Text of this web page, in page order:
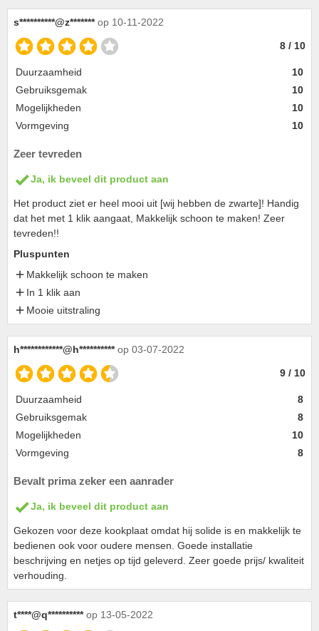
s**********@z******* op 10-11-2022
8 / 10
Duurzaamheid
10
Gebruiksgemak
10
Mogelijkheden
10
Vormgeving
10
Zeer tevreden
Ja, ik beveel dit product aan
Het product ziet er heel mooi uit [wij hebben de zwarte]! Handig
dat het met 1 klik aangaat, Makkelijk schoon te maken! Zeer
tevreden!!
Pluspunten
Makkelijk schoon te maken
In 1 klik aan
Mooie uitstraling
h************@h********** op 03-07-2022
9 / 10
Duurzaamheid
8
Gebruiksgemak
8
Mogelijkheden
10
Vormgeving
8
Bevalt prima zeker een aanrader
Ja, ik beveel dit product aan
Gekozen voor deze kookplaat omdat hij solide is en makkelijk te
bedienen ook voor oudere mensen. Goede installatie
beschrijving en netjes op tijd geleverd. Zeer goede prijs/ kwaliteit
verhouding.
t****@q********** op 13-05-2022